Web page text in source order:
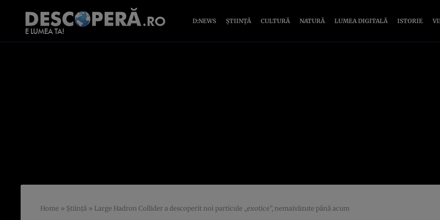
D:NEWS ȘTIINȚĂ CULTURĂ NATURĂ LUMEA DIGITALĂ ISTORIE
Home » Știință » Large Hadron Collider a descoperit noi particule „exotice”, nemaivăzute până acum